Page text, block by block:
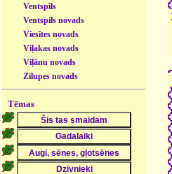
Ventspils
Ventspils novads
Viesītes novads
Viļakas novads
Viļānu novads
Zilupes novads
Tēmas